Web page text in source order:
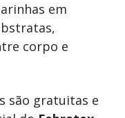
em
corpo e
são gratuitas e